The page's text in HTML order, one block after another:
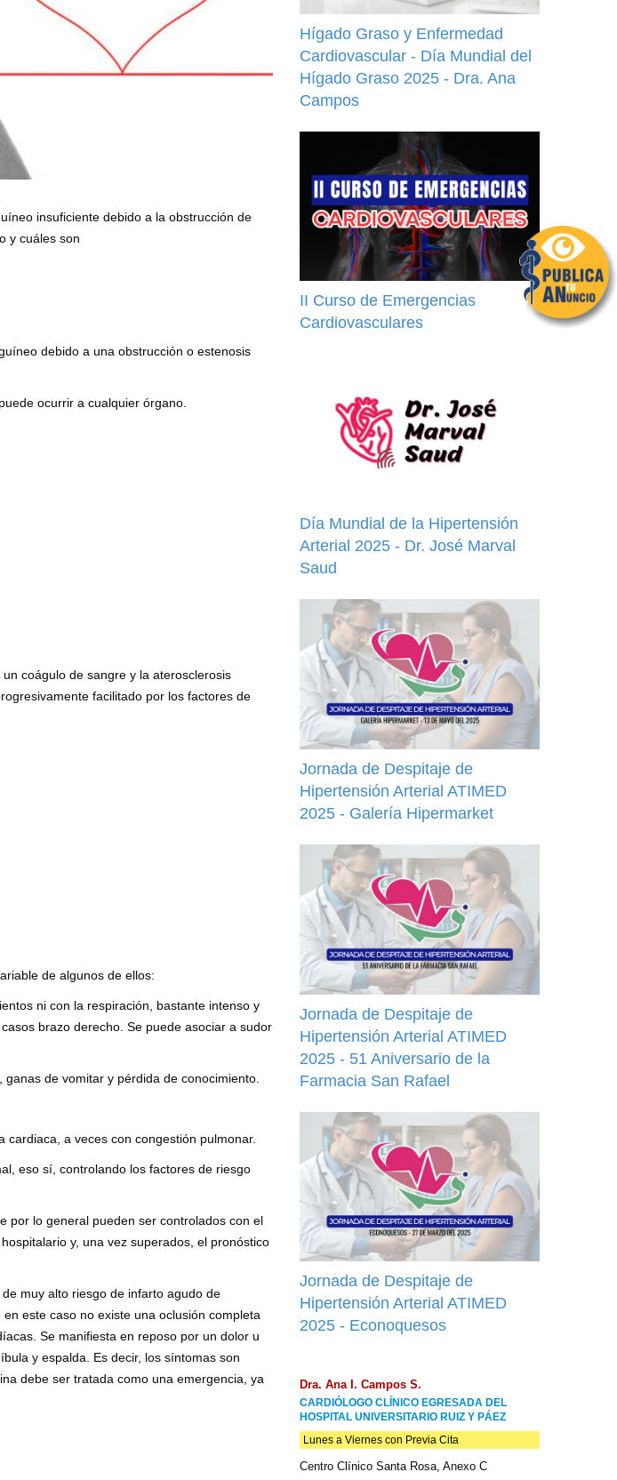
insuficiente debido a la obstrucción de
y cuáles son
debido a una obstrucción o estenosis
ocurrir a cualquier órgano.
coágulo de sangre y la aterosclerosis
facilitado por los factores de
de algunos de ellos:
ni con la respiración, bastante intenso y
brazo derecho. Se puede asociar a sudor
de vomitar y pérdida de conocimiento.
a veces con congestión pulmonar.
eso sí, controlando los factores de riesgo
por lo general pueden ser controlados con el
y, una vez superados, el pronóstico
muy alto riesgo de infarto agudo de
este caso no existe una oclusión completa
Se manifiesta en reposo por un dolor u
y espalda. Es decir, los síntomas son
debe ser tratada como una emergencia, ya
Hígado Graso y Enfermedad
Cardiovascular - Día Mundial del
Hígado Graso 2025 - Dra. Ana
Campos
II Curso de Emergencias
Cardiovasculares
Día Mundial de la Hipertensión
Arterial 2025 - Dr. José Marval
Saud
Jornada de Despitaje de
Hipertensión Arterial ATIMED
2025 - Galería Hipermarket
Jornada de Despitaje de
Hipertensión Arterial ATIMED
2025 - 51 Aniversario de la
Farmacia San Rafael
Jornada de Despitaje de
Hipertensión Arterial ATIMED
2025 - Econoquesos
Dra. Ana I. Campos S.
CARDIÓLOGO CLÍNICO EGRESADA DEL
HOSPITAL UNIVERSITARIO RUIZ Y PÁEZ
Lunes a Viernes con Previa Cita
Centro Clínico Santa Rosa, Anexo C